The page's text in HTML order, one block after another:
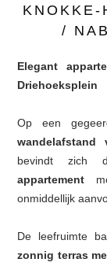
/
Elegant
Driehoeksplein
Op een
bevindt zich
appartement
onmiddellijk
De leefruimte
zonnig terras